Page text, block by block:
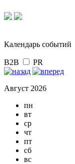
Календарь событий
B2B PR
Август 2026
пн
вт
ср
чт
пт
сб
вс